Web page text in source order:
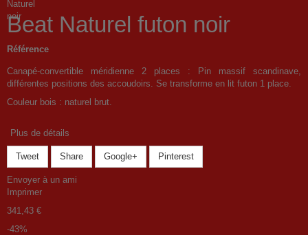
Beat Naturel futon noir
Référence
Canapé-convertible méridienne 2 places : Pin massif scandinave,
différentes positions des accoudoirs. Se transforme en lit futon 1 place.
Couleur bois : naturel brut.
Plus de détails
Tweet Share Google+ Pinterest
Envoyer à un ami
Imprimer
341,43 €
-43%